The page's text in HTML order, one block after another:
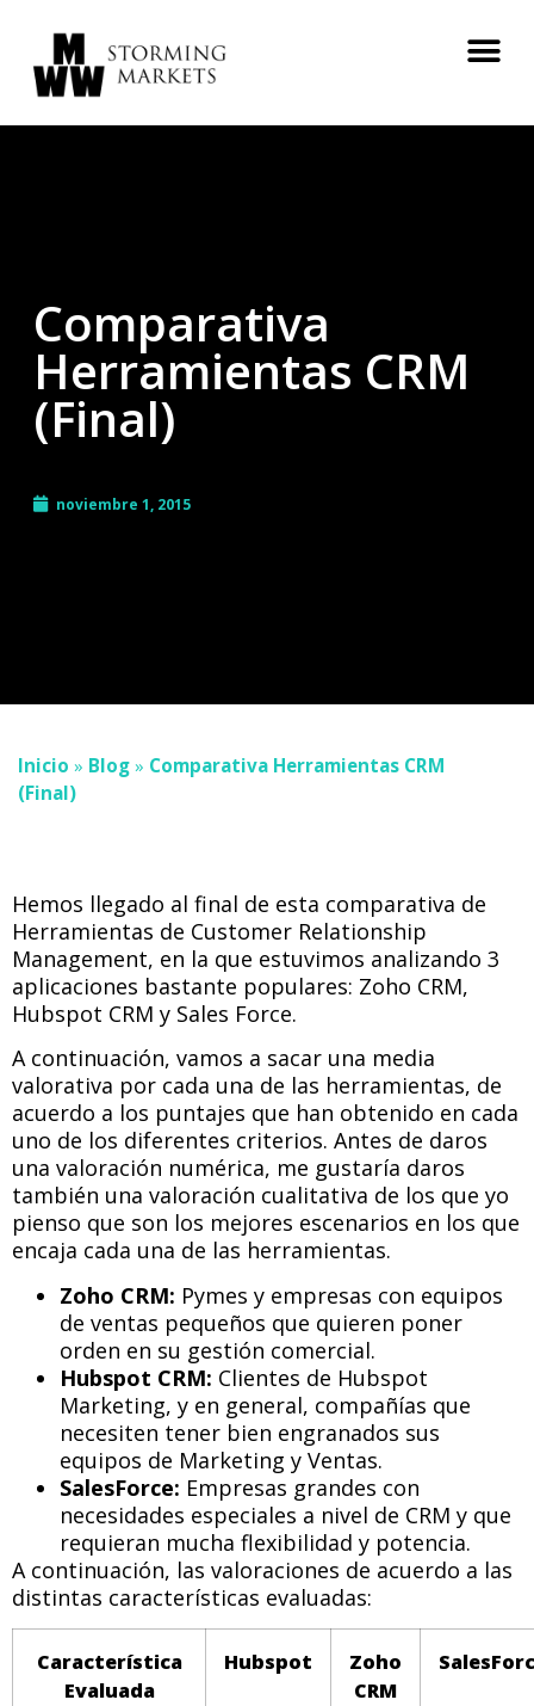
Comparativa
Herramientas CRM
(Final)
noviembre 1, 2015
Inicio » Blog » Comparativa Herramientas CRM
(Final)
Hemos llegado al final de esta comparativa de
Herramientas de Customer Relationship
Management, en la que estuvimos analizando 3
aplicaciones bastante populares: Zoho CRM,
Hubspot CRM y Sales Force.
A continuación, vamos a sacar una media
valorativa por cada una de las herramientas, de
acuerdo a los puntajes que han obtenido en cada
uno de los diferentes criterios. Antes de daros
una valoración numérica, me gustaría daros
también una valoración cualitativa de los que yo
pienso que son los mejores escenarios en los que
encaja cada una de las herramientas.
Zoho CRM: Pymes y empresas con equipos
de ventas pequeños que quieren poner
orden en su gestión comercial.
Hubspot CRM: Clientes de Hubspot
Marketing, y en general, compañías que
necesiten tener bien engranados sus
equipos de Marketing y Ventas.
SalesForce: Empresas grandes con
necesidades especiales a nivel de CRM y que
requieran mucha flexibilidad y potencia.
A continuación, las valoraciones de acuerdo a las
distintas características evaluadas:
Característica
Evaluada
Hubspot
Zoho
CRM